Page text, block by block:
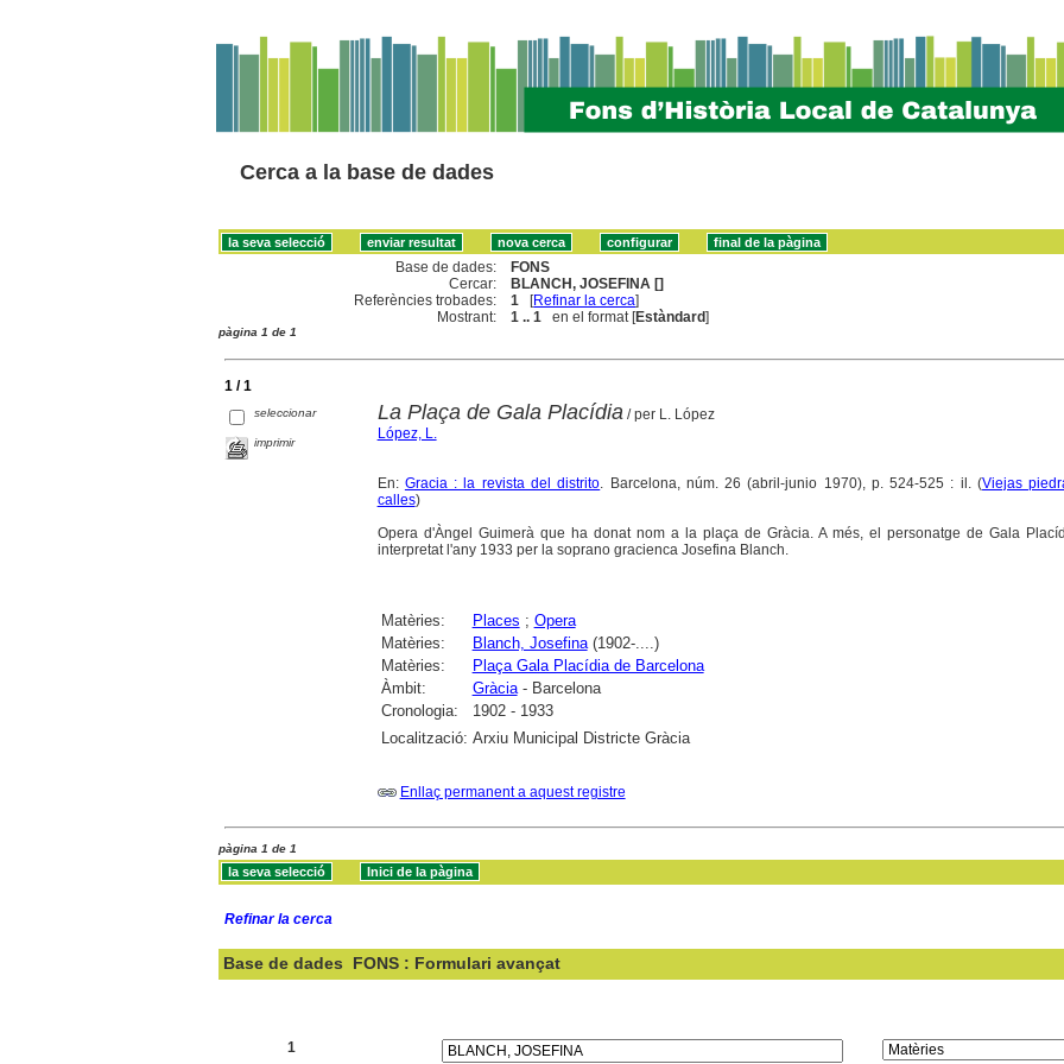
Cerca a la base de dades
Base de dades:
FONS
Cercar:
BLANCH, JOSEFINA []
Referències trobades:
1 [Refinar la cerca]
Mostrant:
1 .. 1 en el format [Estàndard]
pàgina 1 de 1
1 / 1
seleccionar
imprimir
La Plaça de Gala Placídia/ per L. López
López, L.
En: Gracia : la revista del distrito. Barcelona, núm. 26 (abril-junio 1970), p. 524-525 : il. (Viejas
calles)
Opera d'Àngel Guimerà que ha donat nom a la plaça de Gràcia. A més, el personatge de Gala
interpretat l'any 1933 per la soprano gracienca Josefina Blanch.
Matèries: Places ; Opera
Matèries:
Blanch, Josefina(1902-....)
Matèries:
Plaça Gala Placídia de Barcelona
Àmbit:
Gràcia- Barcelona
Cronologia:
1902 - 1933
Localització: Arxiu Municipal Districte Gràcia
Enllaç permanent a aquest registre
pàgina 1 de 1
Refinar la cerca
Base de dades FONS : Formulari avançat
1